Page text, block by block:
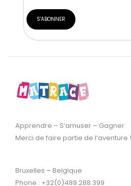
Apprendre – S’amuser – Gagner
Merci de faire partie de l’aventure !
Bruxelles – Belgique
Phone : +32(0)489.288.399